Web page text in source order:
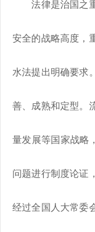
法律是治国之重
安全的战略高度，
水法提出明确要求
善、成熟和定型。
量发展等国家战略
问题进行制度论证
经过全国人大常委